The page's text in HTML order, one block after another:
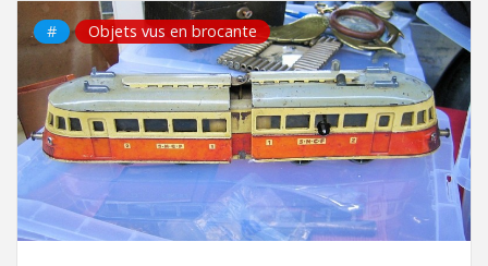
# Objets vus en brocante